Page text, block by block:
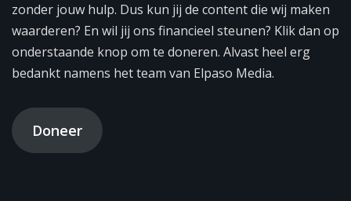
zonder jouw hulp. Dus kun jij de content die wij maken
waarderen? En wil jij ons financieel steunen? Klik dan op
onderstaande knop om te doneren. Alvast heel erg
bedankt namens het team van Elpaso Media.
Doneer